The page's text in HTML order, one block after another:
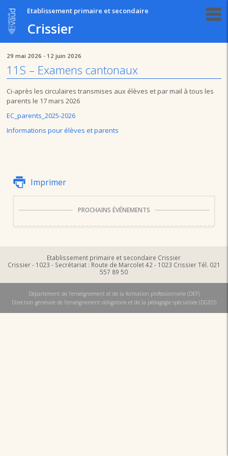
Etablissement primaire et secondaire
Crissier
29 mai 2026 - 12 juin 2026
11S – Examens cantonaux
Ci-après les circulaires transmises aux élèves et par mail à tous les
parents le 17 mars 2026
EC_parents_2025-2026
Informations pour élèves et parents
Imprimer
PROCHAINS ÉVÉNEMENTS
Etablissement primaire et secondaire Crissier
Crissier - 1023 - Secrétariat : Route de Marcolet 42 - 1023 Crissier Tél. 021
557 89 50
Département de l'enseignement et de la formation professionnelle (DEF)
Direction générale de l'enseignement obligatoire et de la pédagogie spécialisée (DGEO)